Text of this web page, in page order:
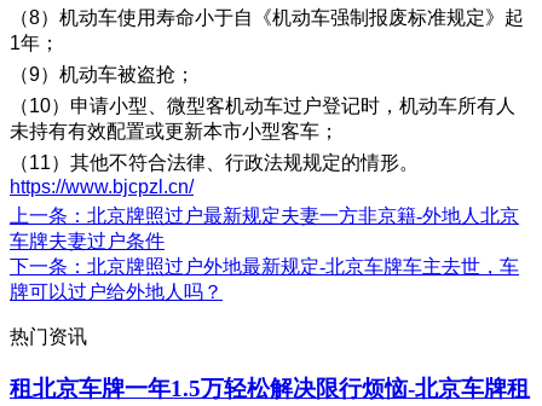
（8）机动车使用寿命小于自《机动车强制报废标准规定》起
1年；
（9）机动车被盗抢；
（10）申请小型、微型客机动车过户登记时，机动车所有人
未持有有效配置或更新本市小型客车；
（11）其他不符合法律、行政法规规定的情形。
https://www.bjcpzl.cn/
上一条 ：北京牌照过户最新规定夫妻一方非京籍-外地人北京
车牌夫妻过户条件
下一条 ：北京牌照过户外地最新规定-北京车牌车主去世，车
牌可以过户给外地人吗？
热门资讯
租北京车牌一年1.5万轻松解决限行烦恼-北京车牌租